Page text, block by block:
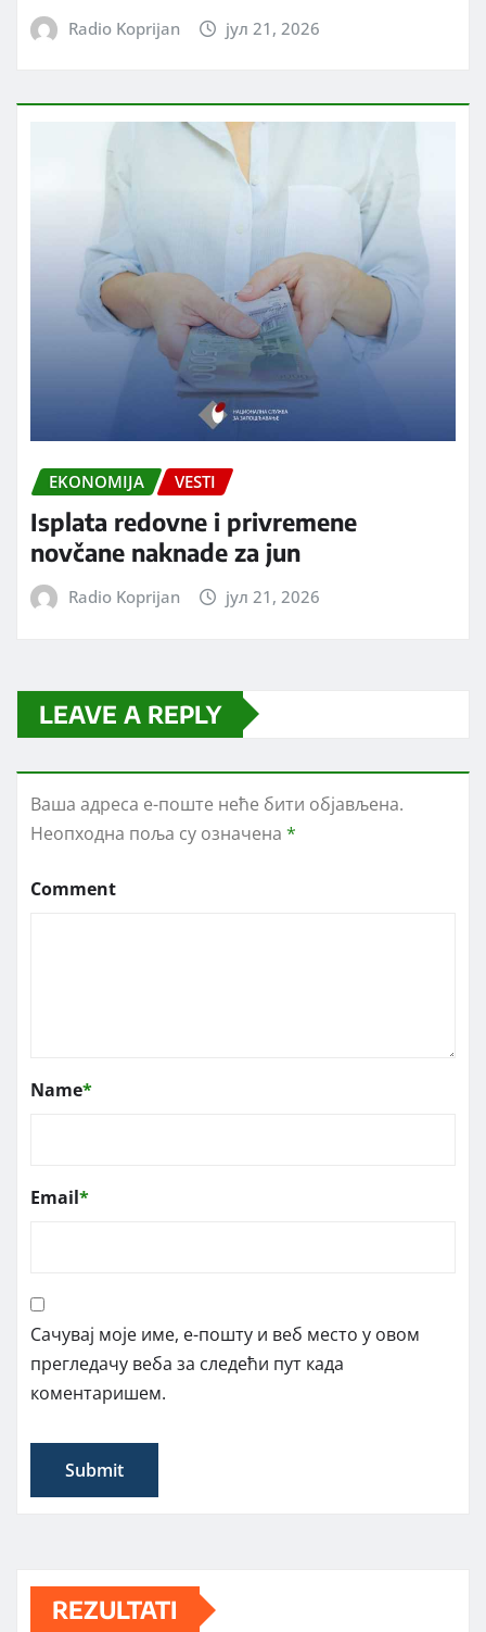
Radio Koprijan јул 21, 2026
EKONOMIJA VESTI
Isplata redovne i privremene
novčane naknade za jun
Radio Koprijan јул 21, 2026
LEAVE A REPLY
Ваша адреса е-поште неће бити објављена.
Неопходна поља су означена *
Comment
Name*
Email*
Сачувај моје име, е-пошту и веб место у овом
прегледачу веба за следећи пут када
коментаришем.
REZULTATI